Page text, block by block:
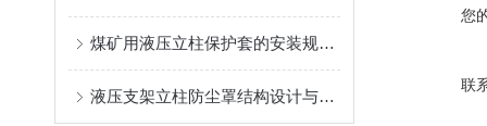
煤矿用液压立柱保护套的安装规范与使用寿命提升方案
液压支架立柱防尘罩结构设计与密封防护原理
您
联